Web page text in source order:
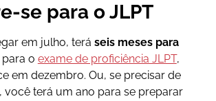
se para o JLPT
em julho, terá seis meses para
o exame de proficiência JLPT,
em dezembro. Ou, se precisar de
você terá um ano para se preparar